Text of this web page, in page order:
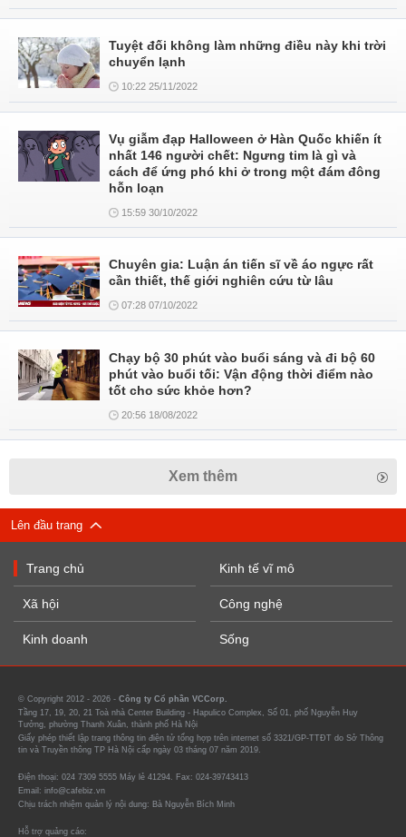
Tuyệt đối không làm những điều này khi trời
chuyển lạnh
10:22 25/11/2022
Vụ giẫm đạp Halloween ở Hàn Quốc khiến ít
nhất 146 người chết: Ngưng tim là gì và
cách để ứng phó khi ở trong một đám đông
hỗn loạn
15:59 30/10/2022
Chuyên gia: Luận án tiến sĩ về áo ngực rất
cần thiết, thế giới nghiên cứu từ lâu
07:28 07/10/2022
Chạy bộ 30 phút vào buổi sáng và đi bộ 60
phút vào buổi tối: Vận động thời điểm nào
tốt cho sức khỏe hơn?
20:56 18/08/2022
Xem thêm
Lên đầu trang
Trang chủ
Xã hội
Kinh doanh
Kinh tế vĩ mô
Công nghệ
Sống
© Copyright 2012 - 2026 - Công ty Cổ phần VCCorp.
Tầng 17, 19, 20, 21 Toà nhà Center Building - Hapulico Complex, Số 01, phố Nguyễn Huy
Tưởng, phường Thanh Xuân, thành phố Hà Nội
Giấy phép thiết lập trang thông tin điện tử tổng hợp trên internet số 3321/GP-TTĐT do Sở Thông
tin và Truyền thông TP Hà Nội cấp ngày 03 tháng 07 năm 2019.
Điện thoại: 024 7309 5555 Máy lẻ 41294. Fax: 024-39743413
Email: info@cafebiz.vn
Chịu trách nhiệm quản lý nội dung: Bà Nguyễn Bích Minh
Hỗ trợ quảng cáo: